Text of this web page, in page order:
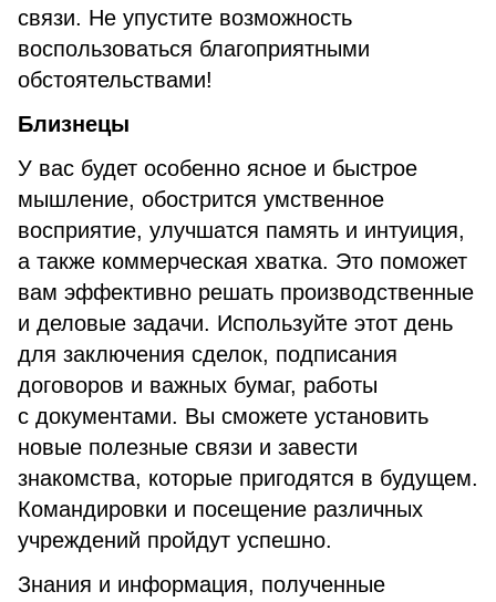
связи. Не упустите возможность
воспользоваться благоприятными
обстоятельствами!
Близнецы
У вас будет особенно ясное и быстрое
мышление, обострится умственное
восприятие, улучшатся память и интуиция,
а также коммерческая хватка. Это поможет
вам эффективно решать производственные
и деловые задачи. Используйте этот день
для заключения сделок, подписания
договоров и важных бумаг, работы
с документами. Вы сможете установить
новые полезные связи и завести
знакомства, которые пригодятся в будущем.
Командировки и посещение различных
учреждений пройдут успешно.
Знания и информация, полученные